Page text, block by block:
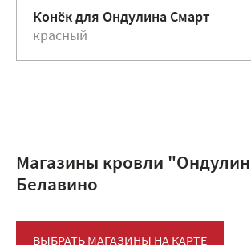
Конёк для Ондулина Смарт
красный
Магазины кровли
Белавино
ВЫБРАТЬ МАГАЗИНЫ НА КАРТЕ